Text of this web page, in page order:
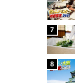
7
8